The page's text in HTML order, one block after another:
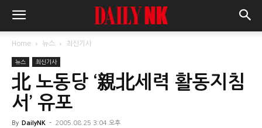
Home 뉴스 최신기사
뉴스 최신기사
北 노동당 ‘親北세력 활동지침
서’ 유포
By DailyNK - 2005.08.25 3:04 오후